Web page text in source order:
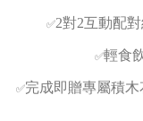
✅2對2互動配
✅輕食
✅完成即贈專屬積